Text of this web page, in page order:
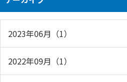
2023年06月（1）
2022年09月（1）